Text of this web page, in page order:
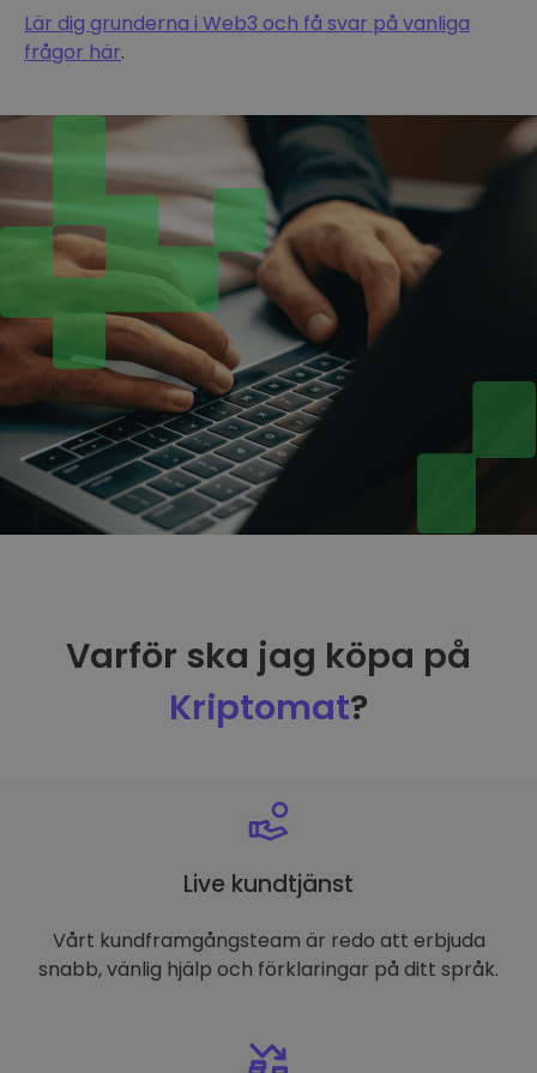
Lär dig grunderna i Web3 och få svar på vanliga
frågor här.
Varför ska jag köpa på
Kriptomat?
Live kundtjänst
Vårt kundframgångsteam är redo att erbjuda
snabb, vänlig hjälp och förklaringar på ditt språk.